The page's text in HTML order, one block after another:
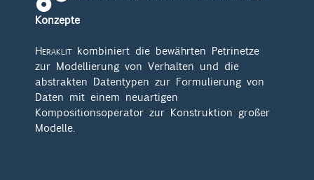
Konzepte
Heraklitkombiniert die bewährten Petrinetze
zur Modellierung von Verhalten und die
abstrakten Datentypen zur Formulierung von
Daten mit einem neuartigen
Kompositionsoperator zur Konstruktion großer
Modelle.